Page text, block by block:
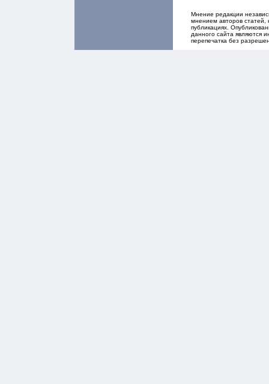
Мнение редакции
мнением авторов статей,
публикациях.
данного сайта являются
перепечатка без